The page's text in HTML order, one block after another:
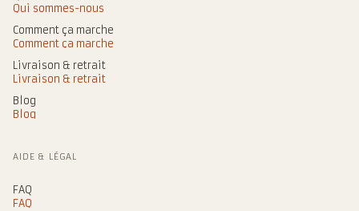
Qui sommes-nous
Comment ça marche
Comment ça marche
Livraison & retrait
Livraison & retrait
Blog
Blog
AIDE & LÉGAL
FAQ
FAQ